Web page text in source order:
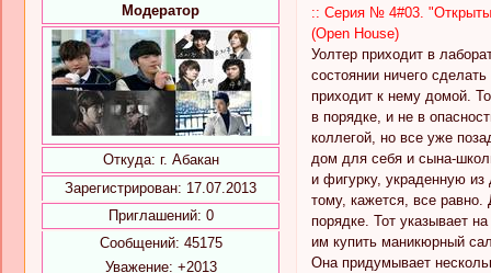
Модератор
Откуда: г. Абакан
Зарегистрирован: 17.07.2013
Приглашений: 0
Сообщений: 45175
Уважение: +2013
:: Серия № 4#03.
(Open House)
Уолтер приходит в
состоянии ничего
приходит к нему домой.
в порядке, и не в
коллегой, но все уже
дом для себя и сына-
и фигурку, украденную
тому, кажется, все равно.
порядке. Тот указывает
им купить маникюрный
Она придумывает